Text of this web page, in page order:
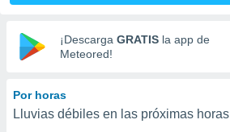
las
y
digital
basada
¡Descarga GRATIS la app de
Meteored!
Por horas
Lluvias débiles en las próximas horas